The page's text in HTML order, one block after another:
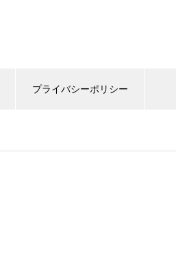
プライバシーポリシー